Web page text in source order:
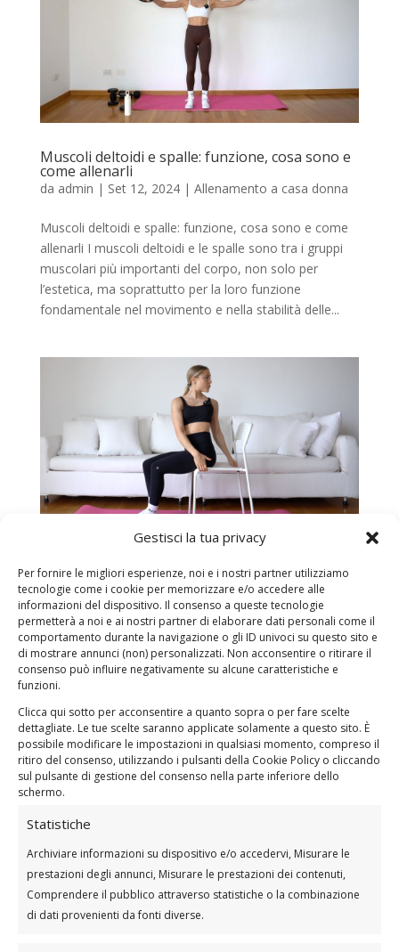
Gestisci la tua privacy
Per fornire le migliori esperienze, noi e i nostri partner utilizziamo
tecnologie come i cookie per memorizzare e/o accedere alle
informazioni del dispositivo. Il consenso a queste tecnologie
permetterà a noi e ai nostri partner di elaborare dati personali come il
comportamento durante la navigazione o gli ID univoci su questo sito e
di mostrare annunci (non) personalizzati. Non acconsentire o ritirare il
consenso può influire negativamente su alcune caratteristiche e
funzioni.
Clicca qui sotto per acconsentire a quanto sopra o per fare scelte
dettagliate. Le tue scelte saranno applicate solamente a questo sito. È
possibile modificare le impostazioni in qualsiasi momento, compreso il
ritiro del consenso, utilizzando i pulsanti della Cookie Policy o cliccando
sul pulsante di gestione del consenso nella parte inferiore dello
schermo.
Statistiche
Archiviare informazioni su dispositivo e/o accedervi, Misurare le
prestazioni degli annunci, Misurare le prestazioni dei contenuti,
Comprendere il pubblico attraverso statistiche o la combinazione
di dati provenienti da fonti diverse.
Muscoli deltoidi e spalle: funzione, cosa sono e
come allenarli
da admin | Set 12, 2024| Allenamento a casa donna
Muscoli deltoidi e spalle: funzione, cosa sono e come
allenarli I muscoli deltoidi e le spalle sono tra i gruppi
muscolari più importanti del corpo, non solo per
l’estetica, ma soprattutto per la loro funzione
fondamentale nel movimento e nella stabilità delle...
Stretching spalle e deltoidi: i migliori e come
eseguirli correttamente
daadmin|Set 4, 2024 |Allenamento a casa donna
Stretching spalle e deltoidi: i migliori e come eseguirli
correttamente Le spalle e i deltoidi sono tra i gruppi
muscolari più importanti e attivi del nostro corpo, ma
spesso trascuriamo l’importanza di mantenerli flessibili
e in salute. Lo stretching di queste...